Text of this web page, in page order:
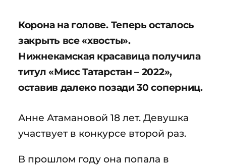
Корона на голове. Теперь осталось
закрыть все «хвосты».
Нижнекамская красавица получила
титул «Мисс Татарстан – 2022»,
оставив далеко позади 30 соперниц.
Анне Атамановой 18 лет. Девушка
участвует в конкурсе второй раз.
В прошлом году она попала в